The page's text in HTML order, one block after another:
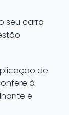
seu carro
de
à
e